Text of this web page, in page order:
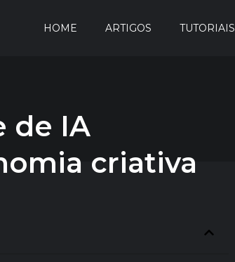
HOME ARTIGOS TUTORIAIS
de IA
criativa